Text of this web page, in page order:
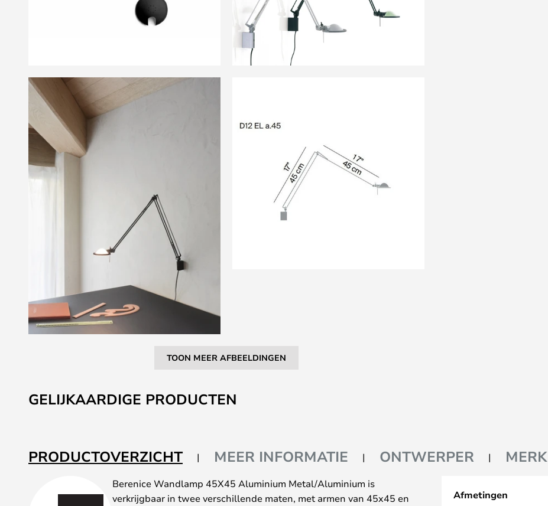
TOON MEER AFBEELDINGEN
naar
het
de
afbeeldingen-
GELIJKAARDIGE PRODUCTEN
PRODUCTOVERZICHT MEER INFORMATIE ONTWERPER MERK
Berenice Wandlamp 45X45 Aluminium Metal/Aluminium is
verkrijgbaar in twee verschillende maten, met armen van 45x45 en
Afmetingen